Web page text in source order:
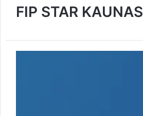
FIP STAR KAUNAS